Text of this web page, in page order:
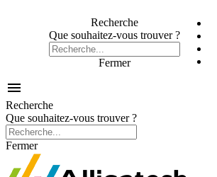
Recherche
Que souhaitez-vous trouver ?
Fermer

Recherche
Que souhaitez-vous trouver ?
Fermer